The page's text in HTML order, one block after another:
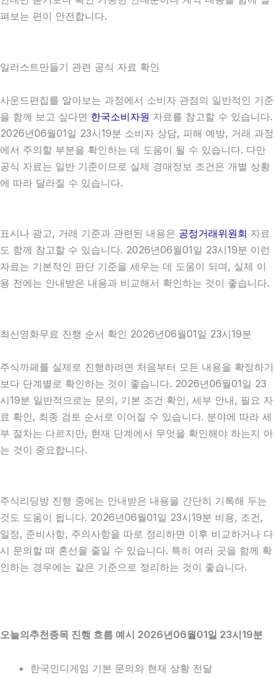
펴보는 편이 안전합니다.
일러스트만들기 관련 공식 자료 확인
사운드편집를 알아보는 과정에서 소비자 관점의 일반적인 기준
을 함께 보고 싶다면 한국소비자원 자료를 참고할 수 있습니다.
2026년06월01일 23시19분 소비자 상담, 피해 예방, 거래 과정
에서 주의할 부분을 확인하는 데 도움이 될 수 있습니다. 다만
공식 자료는 일반 기준이므로 실제 경매정보 조건은 개별 상황
에 따라 달라질 수 있습니다.
표시나 광고, 거래 기준과 관련된 내용은 공정거래위원회 자료
도 함께 참고할 수 있습니다. 2026년06월01일 23시19분 이런
자료는 기본적인 판단 기준을 세우는 데 도움이 되며, 실제 이
용 전에는 안내받은 내용과 비교해서 확인하는 것이 좋습니다.
최신영화무료 진행 순서 확인 2026년06월01일 23시19분
주식까페를 실제로 진행하려면 처음부터 모든 내용을 확정하기
보다 단계별로 확인하는 것이 좋습니다. 2026년06월01일 23
시19분 일반적으로는 문의, 기본 조건 확인, 세부 안내, 필요 자
료 확인, 최종 검토 순서로 이어질 수 있습니다. 분야에 따라 세
부 절차는 다르지만, 현재 단계에서 무엇을 확인해야 하는지 아
는 것이 중요합니다.
주식리딩방 진행 중에는 안내받은 내용을 간단히 기록해 두는
것도 도움이 됩니다. 2026년06월01일 23시19분 비용, 조건,
일정, 준비사항, 주의사항을 따로 정리하면 이후 비교하거나 다
시 문의할 때 혼선을 줄일 수 있습니다. 특히 여러 곳을 함께 확
인하는 경우에는 같은 기준으로 정리하는 것이 좋습니다.
오늘의추천종목 진행 흐름 예시 2026년06월01일 23시19분
한국인디게임 기본 문의와 현재 상황 전달